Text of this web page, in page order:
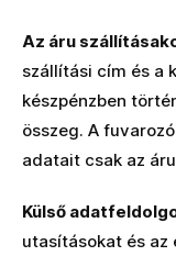
Az áru
szállítási cím és a
készpénzben
összeg. A
adatait csak az
Külső
utasításokat és az